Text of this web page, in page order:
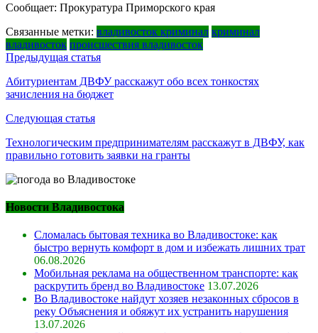
Сообщает: Прокуратура Приморского края
Связанные метки: владивосток криминал криминал
владивосток происшествия владивосток
Навигация
по
записям
Предыдущая статья
Абитуриентам ДВФУ расскажут обо всех тонкостях
зачисления на бюджет
Следующая статья
Технологическим предпринимателям расскажут в ДВФУ, как
правильно готовить заявки на гранты
Новости Владивостока
Сломалась бытовая техника во Владивостоке: как
быстро вернуть комфорт в дом и избежать лишних трат
06.08.2026
Мобильная реклама на общественном транспорте: как
раскрутить бренд во Владивостоке 13.07.2026
Во Владивостоке найдут хозяев незаконных сбросов в
реку Объяснения и обяжут их устранить нарушения
13.07.2026